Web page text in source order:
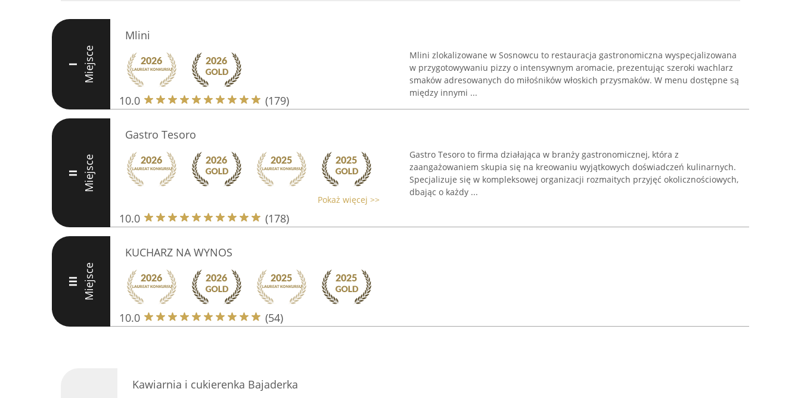
I Miejsce
Mlini
10.0 (179)
Mlini zlokalizowane w Sosnowcu to restauracja gastronomiczna wyspecjalizowana
w przygotowywaniu pizzy o intensywnym aromacie, prezentując szeroki wachlarz
smaków adresowanych do miłośników włoskich przysmaków. W menu dostępne są
między innymi ...
II Miejsce
Gastro Tesoro
Pokaż więcej >>
10.0 (178)
Gastro Tesoro to firma działająca w branży gastronomicznej, która z
zaangażowaniem skupia się na kreowaniu wyjątkowych doświadczeń kulinarnych.
Specjalizuje się w kompleksowej organizacji rozmaitych przyjęć okolicznościowych,
dbając o każdy ...
III Miejsce
KUCHARZ NA WYNOS
10.0 (54)
Kawiarnia i cukierenka Bajaderka